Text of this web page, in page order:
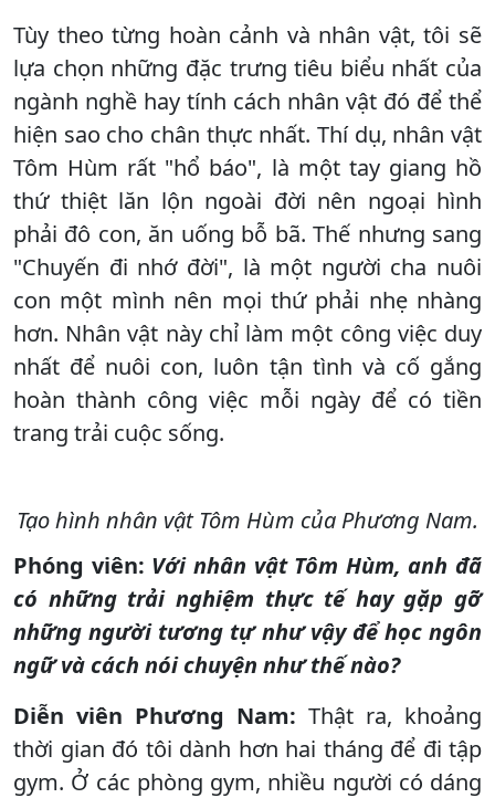
Tùy theo từng hoàn cảnh và nhân vật, tôi sẽ
lựa chọn những đặc trưng tiêu biểu nhất của
ngành nghề hay tính cách nhân vật đó để thể
hiện sao cho chân thực nhất. Thí dụ, nhân vật
Tôm Hùm rất "hổ báo", là một tay giang hồ
thứ thiệt lăn lộn ngoài đời nên ngoại hình
phải đô con, ăn uống bỗ bã. Thế nhưng sang
"Chuyến đi nhớ đời", là một người cha nuôi
con một mình nên mọi thứ phải nhẹ nhàng
hơn. Nhân vật này chỉ làm một công việc duy
nhất để nuôi con, luôn tận tình và cố gắng
hoàn thành công việc mỗi ngày để có tiền
trang trải cuộc sống.
Tạo hình nhân vật Tôm Hùm của Phương Nam.
Phóng viên: Với nhân vật Tôm Hùm, anh đã
có những trải nghiệm thực tế hay gặp gỡ
những người tương tự như vậy để học ngôn
ngữ và cách nói chuyện như thế nào?
Diễn viên Phương Nam: Thật ra, khoảng
thời gian đó tôi dành hơn hai tháng để đi tập
gym. Ở các phòng gym, nhiều người có dáng